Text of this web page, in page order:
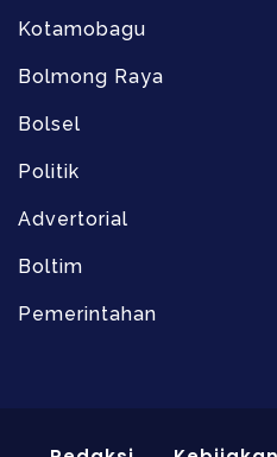
Kotamobagu
Bolmong Raya
Bolsel
Politik
Advertorial
Boltim
Pemerintahan